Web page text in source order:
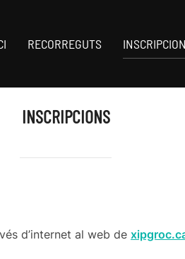
RECORREGUTS
INSCRIPCIONS
d’internet al web de